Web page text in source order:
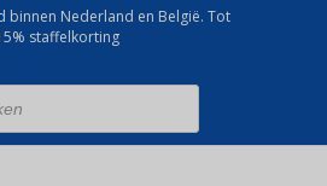
Nederland en België. Tot
staffelkorting